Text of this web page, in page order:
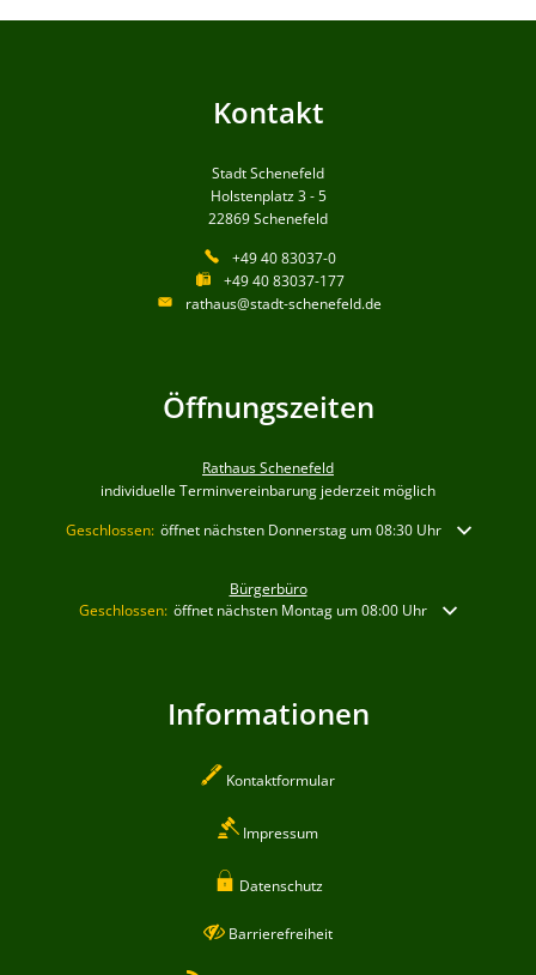
Kontakt
Stadt Schenefeld
Holstenplatz 3 - 5
22869Schenefeld
+49 40 83037-0
+49 40 83037-177
rathaus@stadt-schenefeld.de
Öffnungszeiten
Rathaus Schenefeld
individuelle Terminvereinbarung jederzeit möglich
Klicken, um weitere Öffnungs- oder Schließzeiten auszublenden
Geschlossen: öffnet nächsten Donnerstag um 08:30 Uhr
Bürgerbüro
Klicken, um weitere Öffnungs- oder Schließzeiten auszublenden
Geschlossen: öffnet nächsten Montag um 08:00 Uhr
Informationen
Kontaktformular
Impressum
Datenschutz
Barrierefreiheit